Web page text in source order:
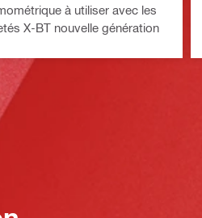
à utiliser avec les
X-BT nouvelle génération